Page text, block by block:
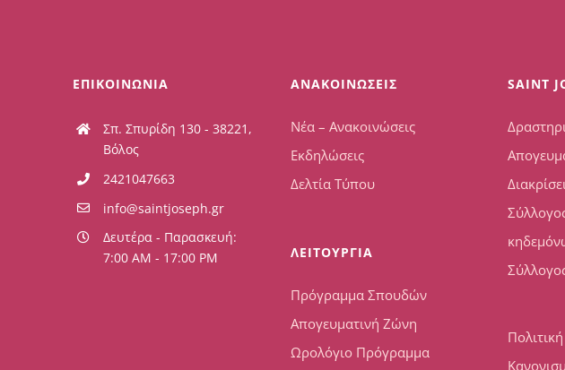
ΕΠΙΚΟΙΝΩΝΙΑ
Σπ. Σπυρίδη 130 - 38221,
Βόλος
2421047663
info@saintjoseph.gr
Δευτέρα - Παρασκευή:
7:00 AM - 17:00 PM
ΑΝΑΚΟΙΝΩΣΕΙΣ
Νέα – Ανακοινώσεις
Εκδηλώσεις
Δελτία Τύπου
ΛΕΙΤΟΥΡΓΙΑ
Πρόγραμμα Σπουδών
Απογευματινή Ζώνη
Ωρολόγιο Πρόγραμμα
SAINT